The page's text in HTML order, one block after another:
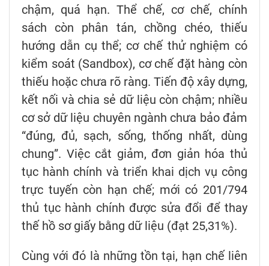
chậm, quá hạn. Thể chế, cơ chế, chính
sách còn phân tán, chồng chéo, thiếu
hướng dẫn cụ thể; cơ chế thử nghiệm có
kiểm soát (Sandbox), cơ chế đặt hàng còn
thiếu hoặc chưa rõ ràng. Tiến độ xây dựng,
kết nối và chia sẻ dữ liệu còn chậm; nhiều
cơ sở dữ liệu chuyên ngành chưa bảo đảm
“đúng, đủ, sạch, sống, thống nhất, dùng
chung”. Việc cắt giảm, đơn giản hóa thủ
tục hành chính và triển khai dịch vụ công
trực tuyến còn hạn chế; mới có 201/794
thủ tục hành chính được sửa đổi để thay
thế hồ sơ giấy bằng dữ liệu (đạt 25,31%).
Cùng với đó là những tồn tại, hạn chế liên